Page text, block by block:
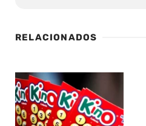
RELACIONADOS